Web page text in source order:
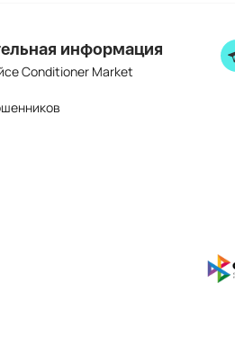
информация
Conditioner Market